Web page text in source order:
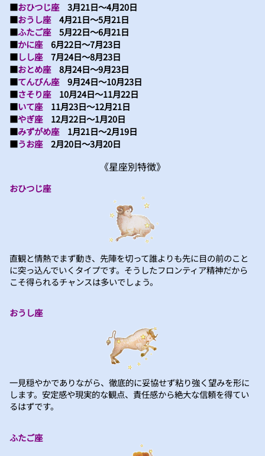
■おひつじ座3月21日～4月20日
■おうし座4月21日～5月21日
■ふたご座5月22日～6月21日
■かに座6月22日～7月23日
■しし座7月24日～8月23日
■おとめ座8月24日～9月23日
■てんびん座9月24日～10月23日
■さそり座10月24日～11月22日
■いて座11月23日～12月21日
■やぎ座12月22日～1月20日
■みずがめ座1月21日～2月19日
■うお座2月20日～3月20日
《星座別特徴》
おひつじ座
直観と情熱でまず動き、先陣を切って誰よりも先に目の前のこと
に突っ込んでいくタイプです。そうしたフロンティア精神だから
こそ得られるチャンスは多いでしょう。
おうし座
一見穏やかでありながら、徹底的に妥協せず粘り強く望みを形に
します。安定感や現実的な観点、責任感から絶大な信頼を得てい
るはずです。
ふたご座